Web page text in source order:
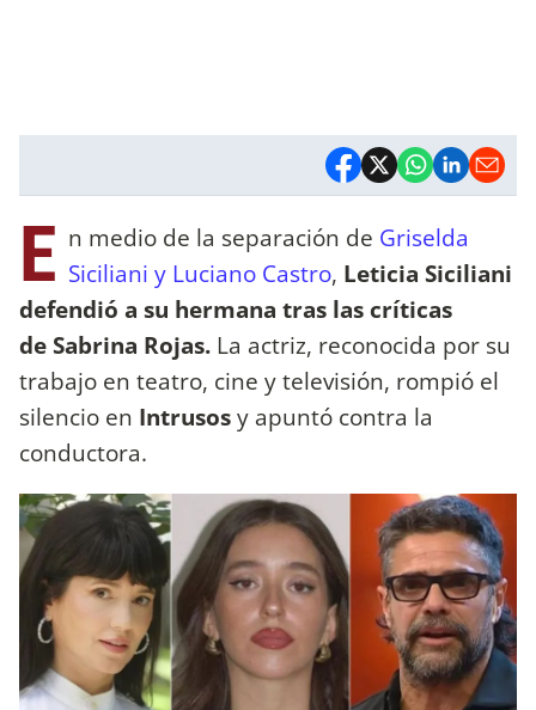
E n medio de la separación de Griselda
Siciliani y Luciano Castro, Leticia Siciliani
defendió a su hermana tras las críticas
deSabrina Rojas. La actriz, reconocida por su
trabajo en teatro, cine y televisión, rompió el
silencio en Intrusosy apuntó contra la
conductora.